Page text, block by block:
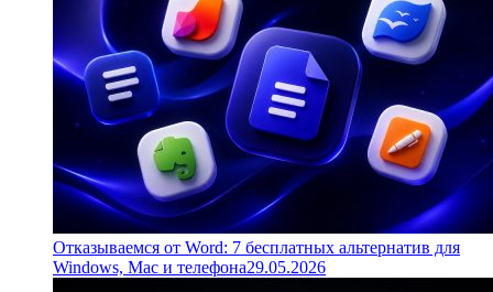
Отказываемся от Word: 7 бесплатных альтернатив для
Windows, Mac и телефона29.05.2026